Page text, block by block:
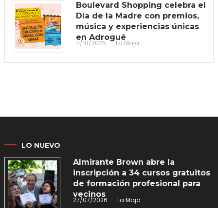
Boulevard Shopping celebra el
Día de la Madre con premios,
música y experiencias únicas
en Adrogué
11/10/2025 La Maja
LO NUEVO
Almirante Brown abre la
inscripción a 34 cursos gratuitos
de formación profesional para
vecinos
27/07/2026 La Maja